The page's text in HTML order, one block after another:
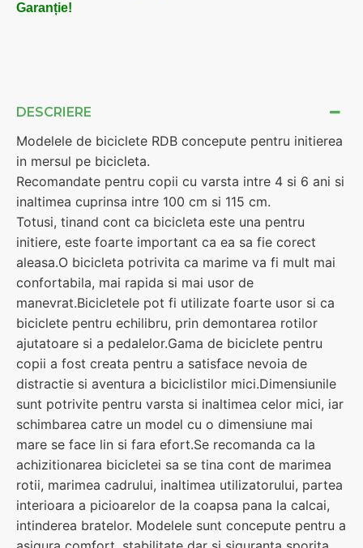
DESCRIERE
Modelele de biciclete RDB concepute pentru initierea
in mersul pe bicicleta.
Recomandate pentru copii cu varsta intre 4 si 6 ani si
inaltimea cuprinsa intre 100 cm si 115 cm.
Totusi, tinand cont ca bicicleta este una pentru
initiere, este foarte important ca ea sa fie corect
aleasa.O bicicleta potrivita ca marime va fi mult mai
confortabila, mai rapida si mai usor de
manevrat.Bicicletele pot fi utilizate foarte usor si ca
biciclete pentru echilibru, prin demontarea rotilor
ajutatoare si a pedalelor.Gama de biciclete pentru
copii a fost creata pentru a satisface nevoia de
distractie si aventura a biciclistilor mici.Dimensiunile
sunt potrivite pentru varsta si inaltimea celor mici, iar
schimbarea catre un model cu o dimensiune mai
mare se face lin si fara efort.Se recomanda ca la
achizitionarea bicicletei sa se tina cont de marimea
rotii, marimea cadrului, inaltimea utilizatorului, partea
interioara a picioarelor de la coapsa pana la calcai,
intinderea bratelor. Modelele sunt concepute pentru a
Garanție!